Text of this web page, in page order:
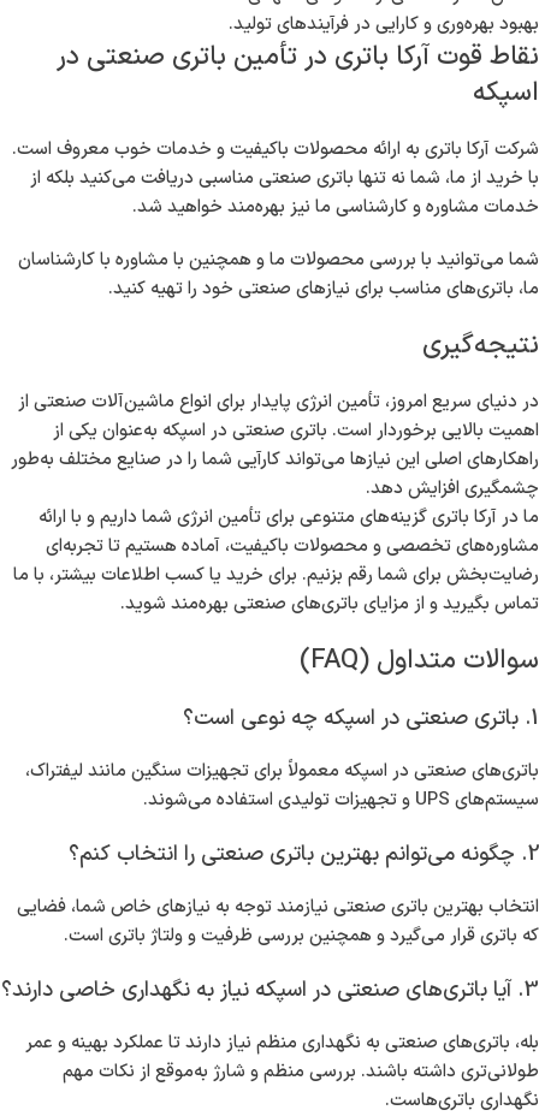
بهبود بهره‌وری و کارایی در فرآیندهای تولید.
نقاط قوت آرکا باتری در تأمین باتری صنعتی در
اسپکه
شرکت آرکا باتری به ارائه محصولات باکیفیت و خدمات خوب معروف است.
با خرید از ما، شما نه تنها باتری صنعتی مناسبی دریافت می‌کنید بلکه از
خدمات مشاوره و کارشناسی ما نیز بهره‌مند خواهید شد.
شما می‌توانید با بررسی محصولات ما و همچنین با مشاوره با کارشناسان
ما، باتری‌های مناسب برای نیازهای صنعتی خود را تهیه کنید.
نتیجه‌گیری
در دنیای سریع امروز، تأمین انرژی پایدار برای انواع ماشین‌آلات صنعتی از
اهمیت بالایی برخوردار است. باتری صنعتی در اسپکه به‌عنوان یکی از
راهکارهای اصلی این نیازها می‌تواند کارآیی شما را در صنایع مختلف به‌طور
چشمگیری افزایش دهد.
ما در آرکا باتری گزینه‌های متنوعی برای تأمین انرژی شما داریم و با ارائه
مشاوره‌های تخصصی و محصولات باکیفیت، آماده هستیم تا تجربه‌ای
رضایت‌بخش برای شما رقم بزنیم. برای خرید یا کسب اطلاعات بیشتر، با ما
تماس بگیرید و از مزایای باتری‌های صنعتی بهره‌مند شوید.
سوالات متداول (FAQ)
1. باتری صنعتی در اسپکه چه نوعی است؟
باتری‌های صنعتی در اسپکه معمولاً برای تجهیزات سنگین مانند لیفتراک،
سیستم‌های UPS و تجهیزات تولیدی استفاده می‌شوند.
2. چگونه می‌توانم بهترین باتری صنعتی را انتخاب کنم؟
انتخاب بهترین باتری صنعتی نیازمند توجه به نیازهای خاص شما، فضایی
که باتری قرار می‌گیرد و همچنین بررسی ظرفیت و ولتاژ باتری است.
3. آیا باتری‌های صنعتی در اسپکه نیاز به نگهداری خاصی دارند؟
بله، باتری‌های صنعتی به نگهداری منظم نیاز دارند تا عملکرد بهینه و عمر
طولانی‌تری داشته باشند. بررسی منظم و شارژ به‌موقع از نکات مهم
نگهداری باتری‌هاست.